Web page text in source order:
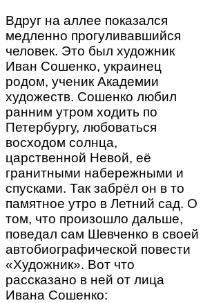
Вдруг на аллее показался
медленно прогуливавшийся
человек. Это был художник
Иван Сошенко, украинец
родом, ученик Академии
художеств. Сошенко любил
ранним утром ходить по
Петербургу, любоваться
восходом солнца,
царственной Невой, её
гранитными набережными и
спусками. Так забрёл он в то
памятное утро в Летний сад. О
том, что произошло дальше,
поведал сам Шевченко в своей
автобиографической повести
«Художник». Вот что
рассказано в ней от лица
Ивана Сошенко: